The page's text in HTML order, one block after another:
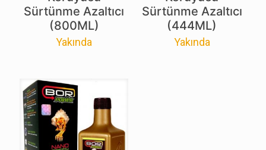
Sürtünme Azaltıcı
(800ML)
Yakında
Sürtünme Azaltıcı
(444ML)
Yakında